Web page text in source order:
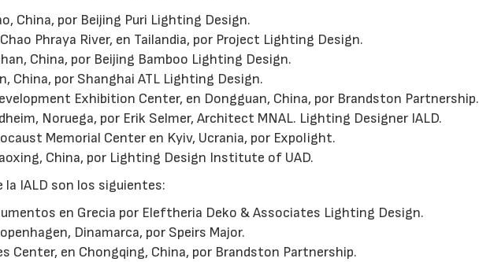
China, por Beijing Puri Lighting Design.
Phraya River, en Tailandia, por Project Lighting Design.
China, por Beijing Bamboo Lighting Design.
China, por Shanghai ATL Lighting Design.
Exhibition Center, en Dongguan, China, por Brandston Partnership.
Noruega, por Erik Selmer, Architect MNAL. Lighting Designer IALD.
Memorial Center en Kyiv, Ucrania, por Expolight.
China, por Lighting Design Institute of UAD.
IALD son los siguientes:
en Grecia por Eleftheria Deko & Associates Lighting Design.
Dinamarca, por Speirs Major.
Center, en Chongqing, China, por Brandston Partnership.